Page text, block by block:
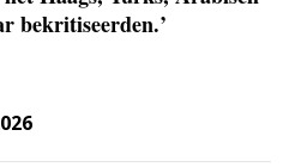
bekritiseerden.’